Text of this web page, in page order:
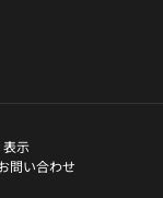
表示
問い合わせ